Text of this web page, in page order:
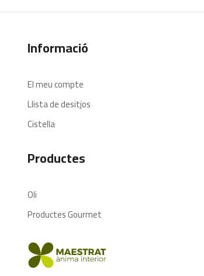
Informació
El meu compte
Llista de desitjos
Cistella
Productes
Oli
Productes Gourmet